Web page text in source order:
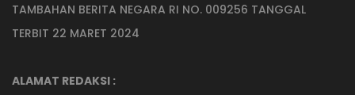
TAMBAHAN BERITA NEGARA RI NO. 009256 TANGGAL
TERBIT 22 MARET 2024
ALAMAT REDAKSI :